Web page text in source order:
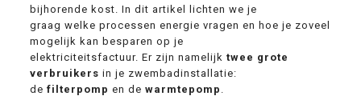
bijhorende kost. In dit artikel lichten we je
graag welke processen energie vragen en hoe je zoveel
mogelijk kan besparen op je
elektriciteitsfactuur. Er zijn namelijk twee grote
verbruikers in je zwembadinstallatie:
de filterpomp en de warmtepomp .